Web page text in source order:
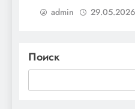
admin 29.05.2026
Поиск